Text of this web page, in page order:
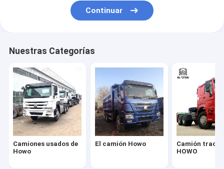
Camión Nueva China
REMOLQUE DE PLATAFORMA
remolque de lecho bajo
Trailer de descarga
Remolque de cemento a granel
Continuar
Nuestras Categorías
Camiones usados de
Howo
El camión Howo
Camión
HOWO